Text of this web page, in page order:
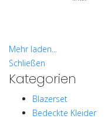
Mehr laden...
Schließen
Kategorien
Blazerset
Bedeckte Kleider